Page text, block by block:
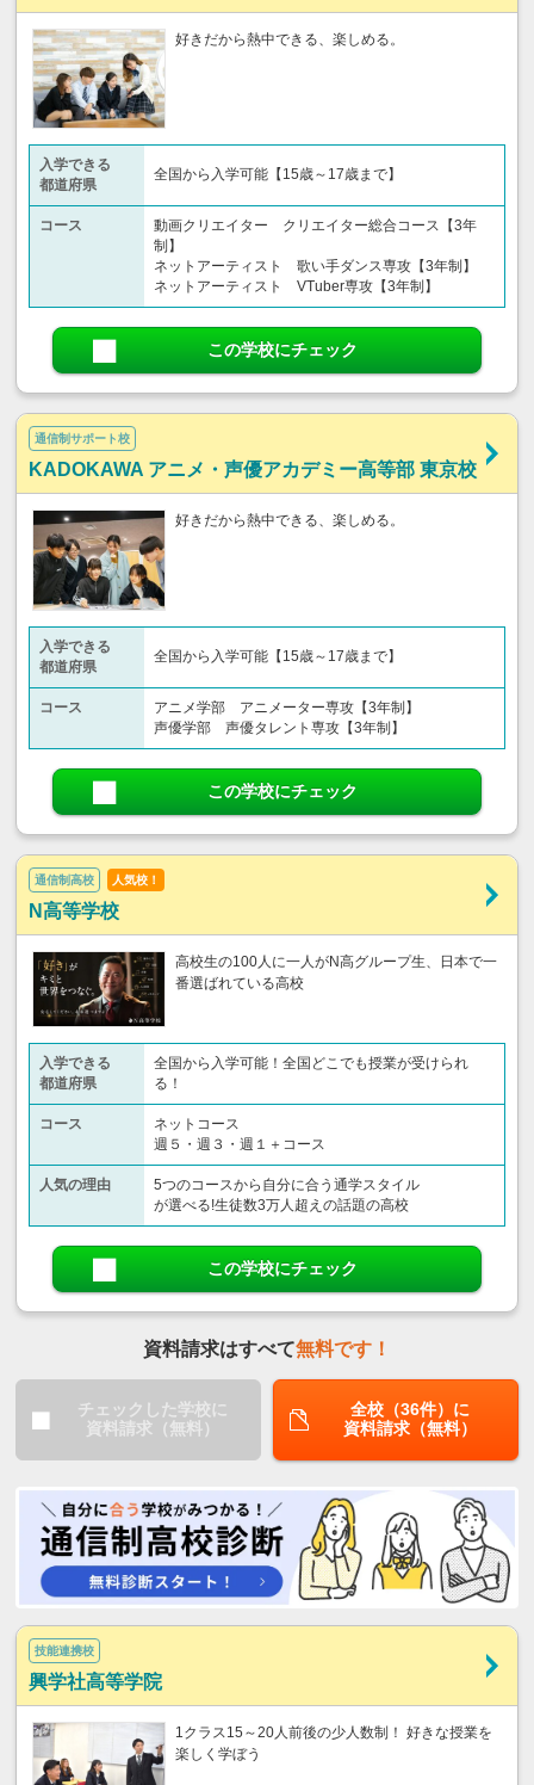
好きだから熱中できる、楽しめる。
入学できる
都道府県
全国から入学可能【15歳～17歳まで】
コース
動画クリエイター クリエイター総合コース【3年
制】
ネットアーティスト 歌い手ダンス専攻【3年制】
ネットアーティスト VTuber専攻【3年制】
この学校にチェック
通信制サポート校
KADOKAWA アニメ・声優アカデミー高等部 東京校
好きだから熱中できる、楽しめる。
入学できる
都道府県
全国から入学可能【15歳～17歳まで】
コース
アニメ学部 アニメーター専攻【3年制】
声優学部 声優タレント専攻【3年制】
この学校にチェック
通信制高校 人気校！
N高等学校
高校生の100人に一人がN高グループ生、日本で一
番選ばれている高校
入学できる
都道府県
全国から入学可能！全国どこでも授業が受けられ
る！
コース
ネットコース
週５・週３・週１＋コース
人気の理由
5つのコースから自分に合う通学スタイル
が選べる!生徒数3万人超えの話題の高校
この学校にチェック
資料請求はすべて無料です！
チェックした学校に
資料請求（無料）
全校（36件）に
資料請求（無料）
技能連携校
興学社高等学院
1クラス15～20人前後の少人数制！ 好きな授業を
楽しく学ぼう